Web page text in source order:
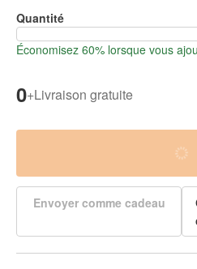
Quantité
Économisez 60% lorsque vous
0+Livraison gratuite
Envoyer comme cadeau